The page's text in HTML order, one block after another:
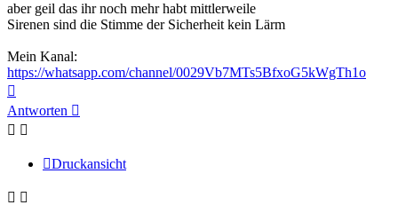
aber geil das ihr noch mehr habt mittlerweile
Sirenen sind die Stimme der Sicherheit kein Lärm
Mein Kanal:
https://whatsapp.com/channel/0029Vb7MTs5BfxoG5kWgTh1o
oben
Antworten
Druckansicht